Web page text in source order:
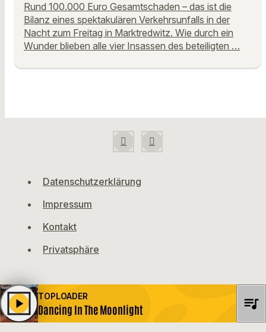
Rund 100.000 Euro Gesamtschaden – das ist die
Bilanz eines spektakulären Verkehrsunfalls in der
Nacht zum Freitag in Marktredwitz. Wie durch ein
Wunder blieben alle vier Insassen des beteiligten …
Datenschutzerklärung
Impressum
Kontakt
Privatsphäre
TOPLOADER
Dancing In The Moonlight
play_arrow queue_music